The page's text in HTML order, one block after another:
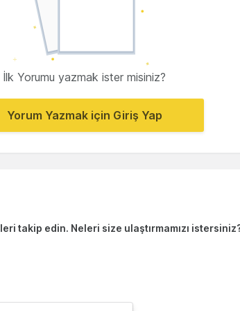
İlk Yorumu yazmak ister misiniz?
Yorum Yazmak için Giriş Yap
takip edin. Neleri size ulaştırmamızı